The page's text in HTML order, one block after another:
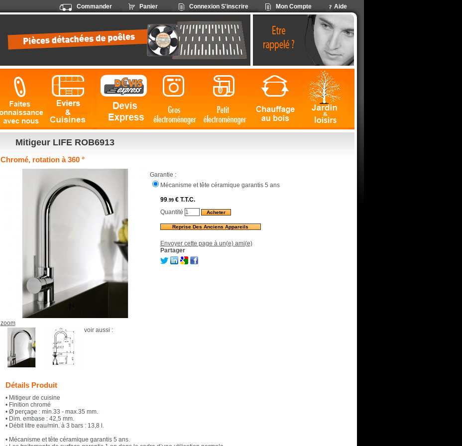
Aide
Mon Compte
Connexion S'inscrire
Panier
Commander
Mitigeur LIFE ROB6913
Chromé, rotation à 360 °
zoom
voir aussi :
Garantie :
Mécanisme et tête céramique garantis 5 ans
99.99€ T.T.C.
Quantité
Reprise Des Anciens Appareils
Envoyer cette page à un(e) ami(e)
Partager
Détails Produit
• Mitigeur de cuisine
• Finition chromé
• Ø perçage : min.33 - max.35 mm.
• Dim. embase : 42,5 mm.
• Débit litre eau/min. à 3 bars : 13,8 l.
• Mécanisme et tête céramique garantis 5 ans.